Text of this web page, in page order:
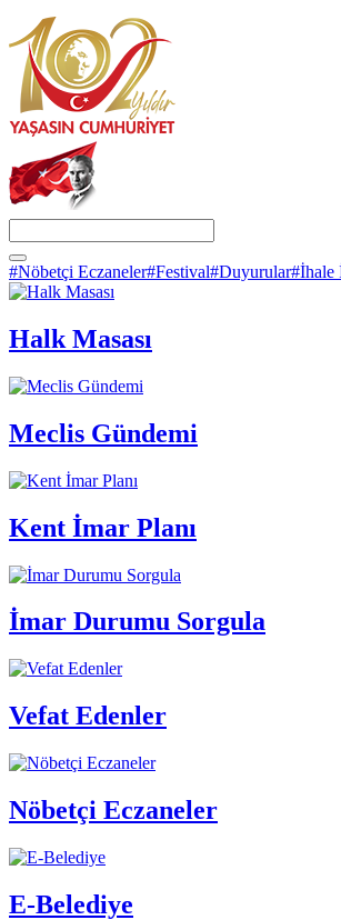
#Nöbetçi Eczaneler#Festival#Duyurular#İhale
Halk Masası
Meclis Gündemi
Kent İmar Planı
İmar Durumu Sorgula
Vefat Edenler
Nöbetçi Eczaneler
E-Belediye